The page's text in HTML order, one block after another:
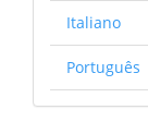
Italiano
Português